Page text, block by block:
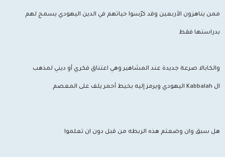
ممن يناهزون الأربعين وقد كرّسوا حياتهم في الدين اليهودي يسمح لهم
بدراستها فقط
والكابالا صرعة جديدة عند المشاهير وهي اعتناق فكري أو ديني لمذهب
ال Kabbalah اليهودي ويرمز إليه بخيط أحمر يلف على المعصم
هل سبق وان وضعتم هذه الربطه من قبل دون ان تعلموا